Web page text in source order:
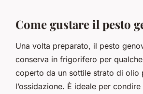
Come gustare il pesto
Una volta preparato, il pesto
conserva in frigorifero per
coperto da un sottile strato di olio
l’ossidazione. È ideale per